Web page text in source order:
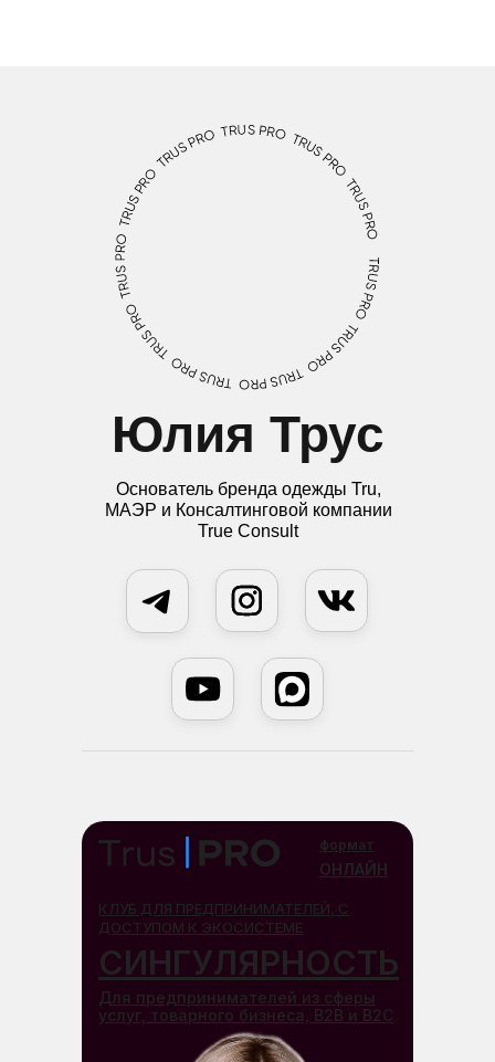
Юлия Трус
Основатель бренда одежды Tru,
МАЭР и Консалтинговой компании
True Consult
ОНЛАЙН
формат
КЛУБ ДЛЯ ПРЕДПРИНИМАТЕЛЕЙ, С
ДОСТУПОМ К ЭКОСИСТЕМЕ
СИНГУЛЯРНОСТЬ
Для предпринимателей из сферы
услуг, товарного бизнеса, B2B и B2C